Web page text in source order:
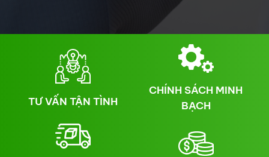
TƯ VẤN TẬN TÌNH
CHÍNH SÁCH MINH
BẠCH